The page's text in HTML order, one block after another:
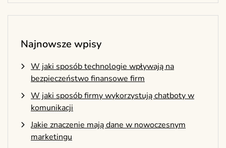
Najnowsze wpisy
W jaki sposób technologie wpływają na
bezpieczeństwo finansowe firm
W jaki sposób firmy wykorzystują chatboty w
komunikacji
Jakie znaczenie mają dane w nowoczesnym
marketingu